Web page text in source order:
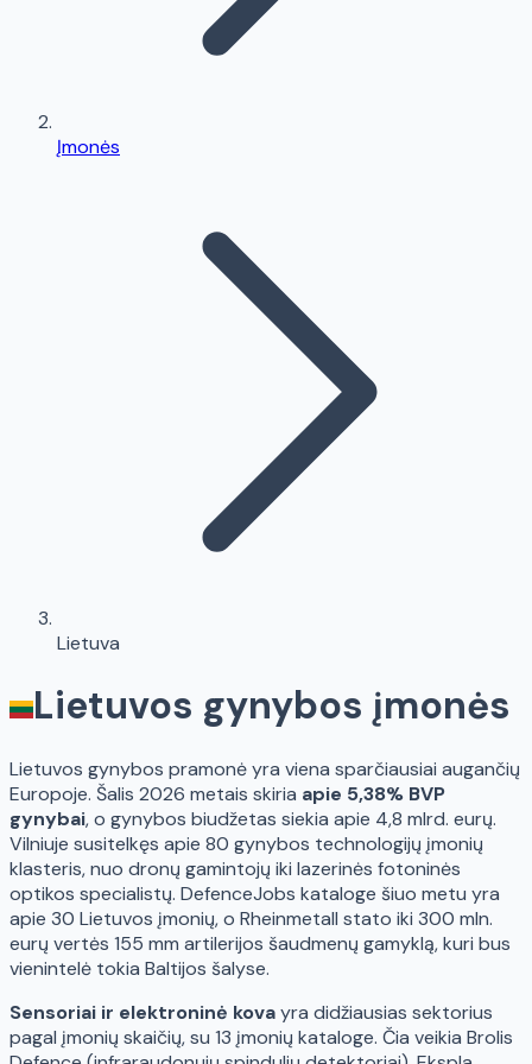
Įmonės
Lietuva
Lietuvos gynybos įmonės
Lietuvos gynybos pramonė yra viena sparčiausiai augančių
Europoje. Šalis 2026 metais skiria apie 5,38% BVP
gynybai, o gynybos biudžetas siekia apie 4,8 mlrd. eurų.
Vilniuje susitelkęs apie 80 gynybos technologijų įmonių
klasteris, nuo dronų gamintojų iki lazerinės fotoninės
optikos specialistų. DefenceJobs kataloge šiuo metu yra
apie 30 Lietuvos įmonių, o Rheinmetall stato iki 300 mln.
eurų vertės 155 mm artilerijos šaudmenų gamyklą, kuri bus
vienintelė tokia Baltijos šalyse.
Sensoriai ir elektroninė kovayra didžiausias sektorius
pagal įmonių skaičių, su 13 įmonių kataloge. Čia veikia Brolis